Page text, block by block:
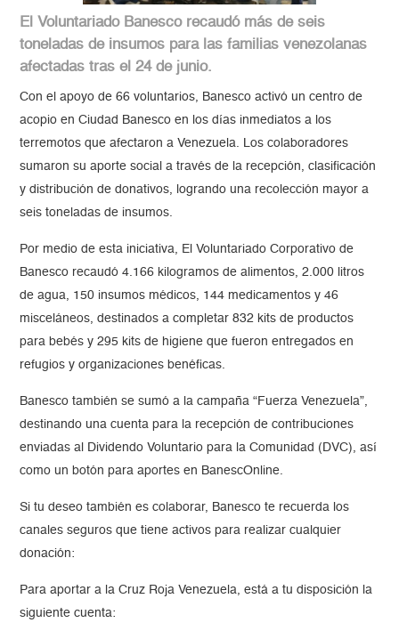
El Voluntariado Banesco recaudó más de seis
toneladas de insumos para las familias venezolanas
afectadas tras el 24 de junio.
Con el apoyo de 66 voluntarios, Banesco activó un centro de
acopio en Ciudad Banesco en los días inmediatos a los
terremotos que afectaron a Venezuela. Los colaboradores
sumaron su aporte social a través de la recepción, clasificación
y distribución de donativos, logrando una recolección mayor a
seis toneladas de insumos.
Por medio de esta iniciativa, El Voluntariado Corporativo de
Banesco recaudó 4.166 kilogramos de alimentos, 2.000 litros
de agua, 150 insumos médicos, 144 medicamentos y 46
misceláneos, destinados a completar 832 kits de productos
para bebés y 295 kits de higiene que fueron entregados en
refugios y organizaciones benéficas.
Banesco también se sumó a la campaña “Fuerza Venezuela”,
destinando una cuenta para la recepción de contribuciones
enviadas al Dividendo Voluntario para la Comunidad (DVC), así
como un botón para aportes en BanescOnline.
Si tu deseo también es colaborar, Banesco te recuerda los
canales seguros que tiene activos para realizar cualquier
donación:
Para aportar a la Cruz Roja Venezuela, está a tu disposición la
siguiente cuenta: